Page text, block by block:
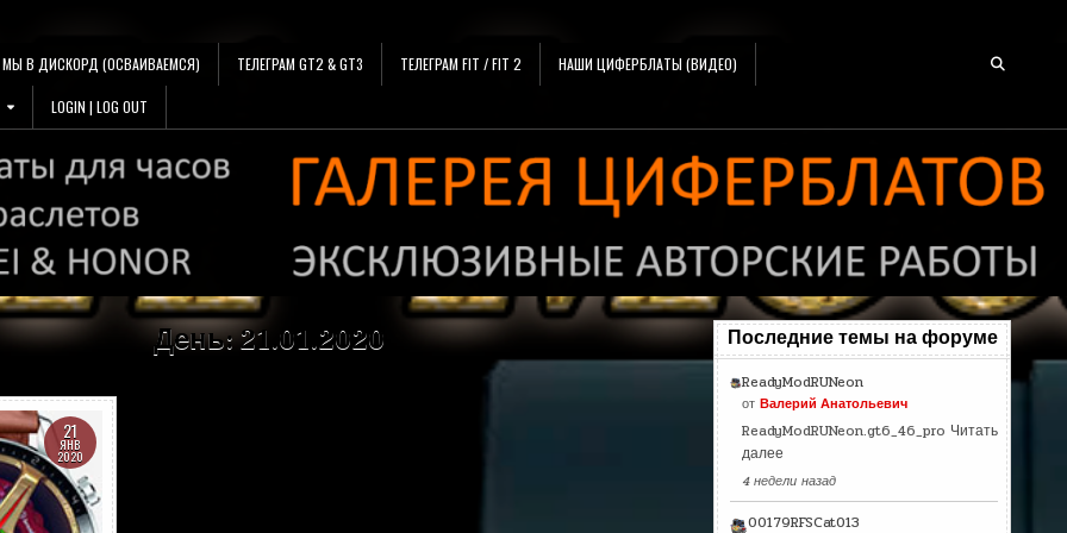
МЫ В ДИСКОРД (ОСВАИВАЕМСЯ) ТЕЛЕГРАМ GT2 & GT3 ТЕЛЕГРАМ FIT / FIT 2 НАШИ ЦИФЕРБЛАТЫ (ВИДЕО)
LOGIN | LOG OUT
День:21.01.2020
21
ЯНВ
2020
Последние темы на форуме
ReadyModRUNeon
от Валерий Анатольевич
ReadyModRUNeon.gt6_46_pro Читать
далее
4 недели назад
00179RFSCat013